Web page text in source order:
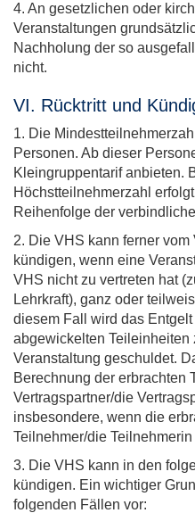
4. An gesetzlichen oder
Veranstaltungen
Nachholung der so
nicht.
VI. Rücktritt und
1. Die
Personen. Ab dieser
Kleingruppentarif anbieten.
Höchstteilnehmerzahl
Reihenfolge der
2. Die VHS kann ferner
kündigen, wenn eine
VHS nicht zu vertreten hat
Lehrkraft), ganz oder
diesem Fall wird das
abgewickelten Teileinheiten
Veranstaltung geschuldet.
Berechnung der erbrachten
Vertragspartner/die
insbesondere, wenn die
Teilnehmer/die
3. Die VHS kann in den
kündigen. Ein wichtiger
folgenden Fällen vor: